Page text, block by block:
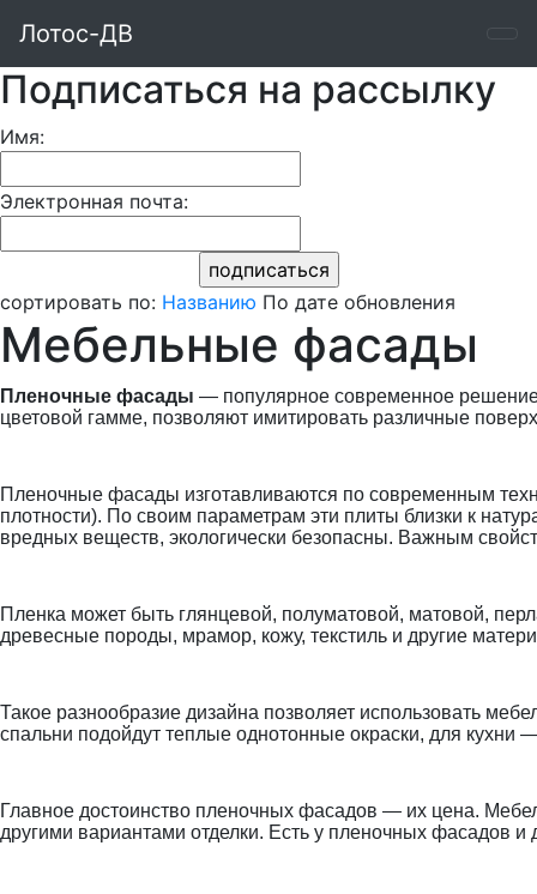
Лотос-ДВ
Подписаться на рассылку
Имя:
Электронная почта:
сортировать по: Названию По дате обновления
Мебельные фасады
Пленочные фасады — популярное современное
цветовой гамме, позволяют имитировать различные
Пленочные фасады изготавливаются по современным
плотности). По своим параметрам эти плиты близки к
вредных веществ, экологически безопасны. Важным
Пленка может быть глянцевой, полуматовой, матовой,
древесные породы, мрамор, кожу, текстиль и другие
Такое разнообразие дизайна позволяет использовать
спальни подойдут теплые однотонные окраски, для
Главное достоинство пленочных фасадов — их цена.
другими вариантами отделки. Есть у пленочных фасадов и